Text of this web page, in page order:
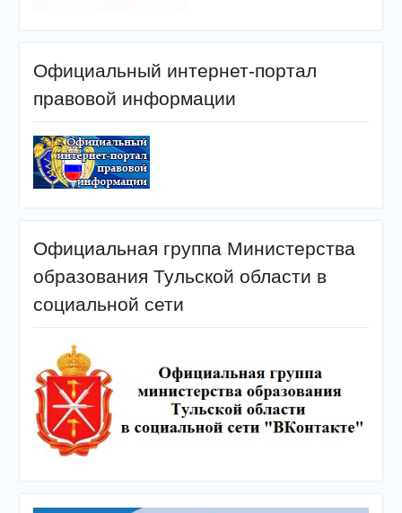
Официальный интернет-портал
правовой информации
Официальная группа Министерства
образования Тульской области в
социальной сети